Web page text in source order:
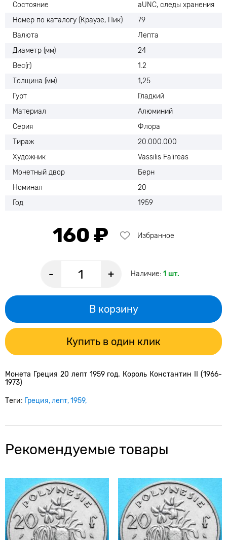
Состояние
аUNC, следы хранения
Номер по каталогу (Краузе, Пик)
79
Валюта
Лепта
Диаметр (мм)
24
Вес(г)
1.2
Толщина (мм)
1,25
Гурт
Гладкий
Материал
Алюминий
Серия
Флора
Тираж
20.000.000
Художник
Vassilis Falireas
Монетный двор
Берн
Номинал
20
Год
1959
160 ₽ Избранное
- + Наличие: 1 шт.
В корзину
Купить в один клик
Монета Греция 20 лепт 1959 год. Король Константин II (1966-
1973)
Теги: Греция лепт 1959
Рекомендуемые товары